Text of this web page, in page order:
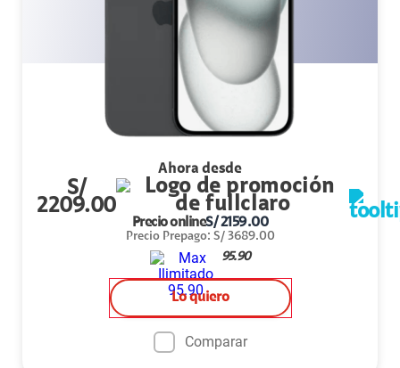
Ahora desde
S/
2209.00
Precio onlineS/2159.00
Precio Prepago: S/ 3689.00
95.90
Lo quiero
Comparar